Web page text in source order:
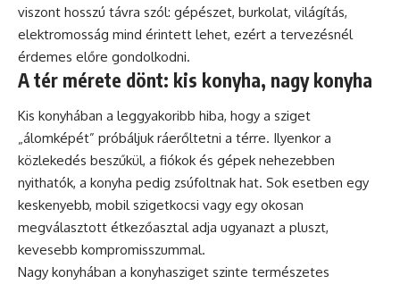
viszont hosszú távra szól: gépészet, burkolat, világítás,
elektromosság mind érintett lehet, ezért a tervezésnél
érdemes előre gondolkodni.
A tér mérete dönt: kis konyha, nagy konyha
Kis konyhában a leggyakoribb hiba, hogy a sziget
„álomképét” próbáljuk ráerőltetni a térre. Ilyenkor a
közlekedés beszűkül, a fiókok és gépek nehezebben
nyithatók, a konyha pedig zsúfoltnak hat. Sok esetben egy
keskenyebb, mobil szigetkocsi vagy egy okosan
megválasztott étkezőasztal adja ugyanazt a pluszt,
kevesebb kompromisszummal.
Nagy konyhában a konyhasziget szinte természetes